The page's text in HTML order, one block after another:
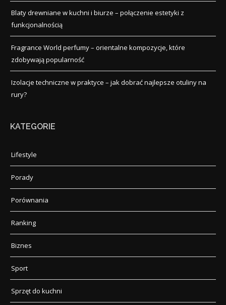
Blaty drewniane w kuchni i biurze – połączenie estetyki z
funkcjonalnością
Fragrance World perfumy – orientalne kompozycje, które
zdobywają popularność
Izolacje techniczne w praktyce – jak dobrać najlepsze otuliny na
rury?
KATEGORIE
Lifestyle
Porady
Porównania
Ranking
Biznes
Sport
Sprzęt do kuchni